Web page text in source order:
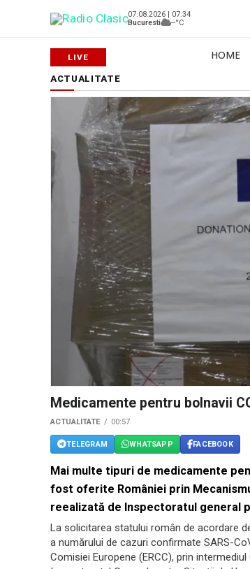
07.08.2026 | 07:34
Bucuresti
--°C
HOME
ACTUALITATE
Medicamente pentru bolnavii
ACTUALITATE 00:57
TELEGRAM WHATSAPP FACEBOOK
Mai multe tipuri de medicamente
fost oferite României prin
reealizată de Inspectoratul general
La solicitarea statului român de acordare
a numărului de cazuri confirmate SARS-
Comisiei Europene (ERCC), prin